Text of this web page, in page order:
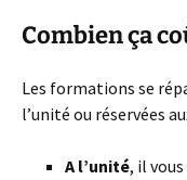
Combien ça
Les formations se
l’unité ou réservées
A l’unité, il